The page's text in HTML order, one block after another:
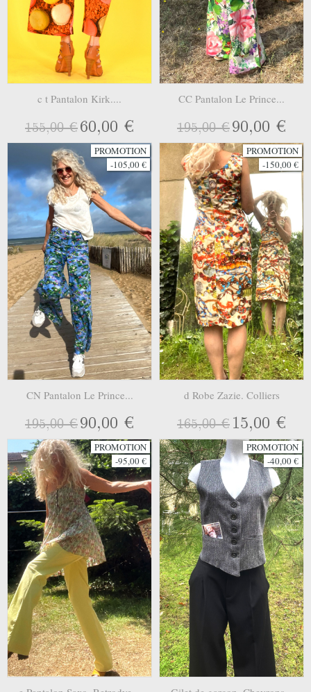
c t Pantalon Kirk....
155,00 €60,00 €
CC Pantalon Le Prince...
195,00 €90,00 €
PROMOTION
-105,00 €
CN Pantalon Le Prince...
195,00 €90,00 €
PROMOTION
-150,00 €
d Robe Zazie. Colliers
165,00 € 15,00 €
PROMOTION
-95,00 €
PROMOTION
-40,00 €